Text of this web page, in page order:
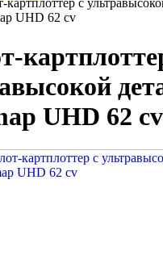
картплоттер с
UHD 62 cv
UHD 62 cv